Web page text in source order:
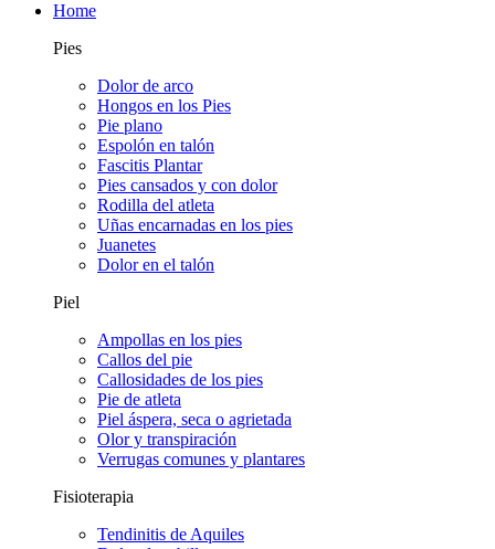
Home
Pies
Dolor de arco
Hongos en los Pies
Pie plano
Espolón en talón
Fascitis Plantar
Pies cansados y con dolor
Rodilla del atleta
Uñas encarnadas en los pies
Juanetes
Dolor en el talón
Piel
Ampollas en los pies
Callos del pie
Callosidades de los pies
Pie de atleta
Piel áspera, seca o agrietada
Olor y transpiración
Verrugas comunes y plantares
Fisioterapia
Tendinitis de Aquiles